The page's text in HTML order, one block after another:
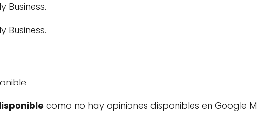
Business.
Business.
como no hay opiniones disponibles en Google